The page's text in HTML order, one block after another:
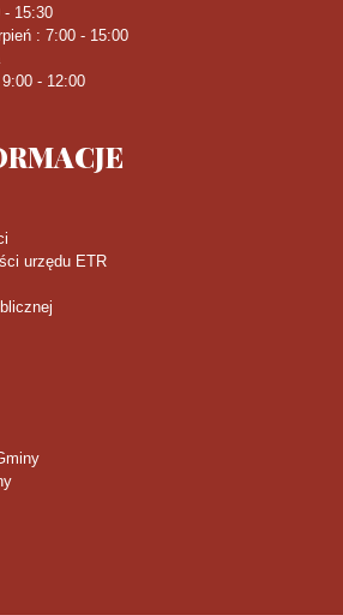
- 15:30
: 7:00 - 15:00
- 12:00
urzędu ETR